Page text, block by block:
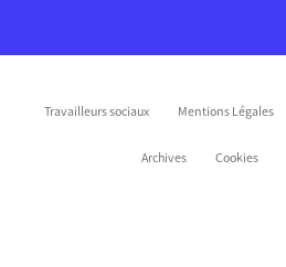
Travailleurs sociaux Mentions Légales
Archives Cookies